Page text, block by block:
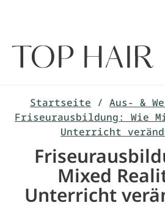
Startseite / Aus- &
Friseurausbildung: Wie
Unterricht
Mixed
Unterricht